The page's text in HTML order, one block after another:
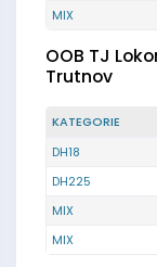
MIX
OOB TJ
Trutnov
KATEGORIE
DH18
DH225
MIX
MIX